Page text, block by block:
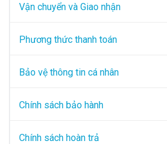
Vận chuyển và Giao nhận
Phương thức thanh toán
Bảo vệ thông tin cá nhân
Chính sách bảo hành
Chính sách hoàn trả